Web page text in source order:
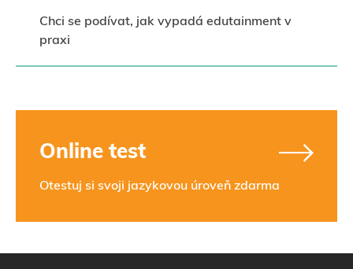
Chci se podívat, jak vypadá edutainment v
praxi
Online test
Otestuj si svoji jazykovou úroveň zdarma